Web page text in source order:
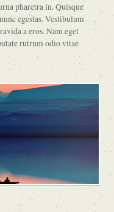
pharetra in. Quisque
egestas. Vestibulum
a eros. Nam eget
rutrum odio vitae